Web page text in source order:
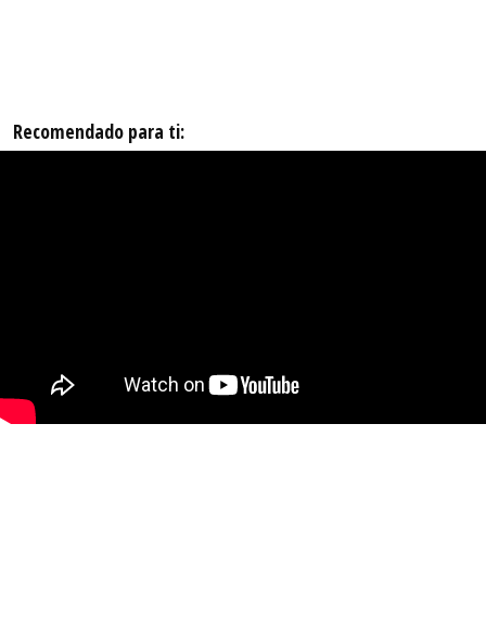
Recomendado para ti: